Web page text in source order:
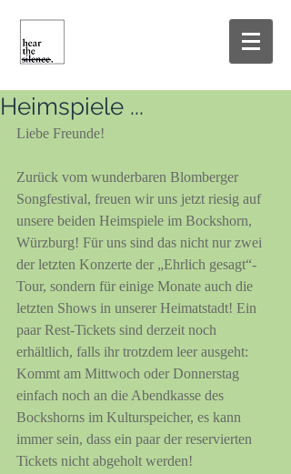
Heimspiele ...
Liebe Freunde!
Zurück vom wunderbaren Blomberger
Songfestival, freuen wir uns jetzt riesig auf
unsere beiden Heimspiele im Bockshorn,
Würzburg! Für uns sind das nicht nur zwei
der letzten Konzerte der „Ehrlich gesagt“-
Tour, sondern für einige Monate auch die
letzten Shows in unserer Heimatstadt! Ein
paar Rest-Tickets sind derzeit noch
erhältlich, falls ihr trotzdem leer ausgeht:
Kommt am Mittwoch oder Donnerstag
einfach noch an die Abendkasse des
Bockshorns im Kulturspeicher, es kann
immer sein, dass ein paar der reservierten
Tickets nicht abgeholt werden!